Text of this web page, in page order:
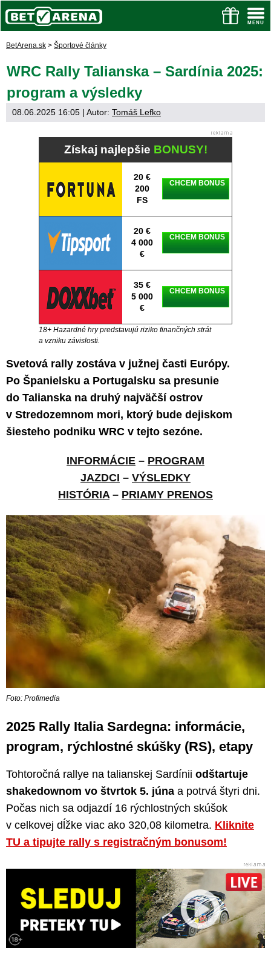
BetArena.sk > Športové články
WRC Rally Talianska – Sardínia 2025:
program a výsledky
08.06.2025 16:05 | Autor: Tomáš Lefko
Získaj najlepšie BONUSY!
20 €
200
FS
CHCEM BONUS
20 €
4 000
€
CHCEM BONUS
35 €
5 000
€
CHCEM BONUS
18+ Hazardné hry predstavujú riziko finančných strát
a vzniku závislosti.
Svetová rally zostáva v južnej časti Európy.
Po Španielsku a Portugalsku sa presunie
do Talianska na druhý najväčší ostrov
v Stredozemnom mori, ktorý bude dejiskom
šiesteho podniku WRC v tejto sezóne.
INFORMÁCIE – PROGRAM
JAZDCI – VÝSLEDKY
HISTÓRIA– PRIAMY PRENOS
Foto: Profimedia
2025 Rally Italia Sardegna: informácie,
program, rýchlostné skúšky (RS), etapy
Tohtoročná rallye na talianskej Sardínii odštartuje
shakedownom vo štvrtok 5. júna a potrvá štyri dni.
Počas nich sa odjazdí 16 rýchlostných skúšok
v celkovej dĺžke viac ako 320,08 kilometra. Kliknite
TU a tipujte rally s registračným bonusom!